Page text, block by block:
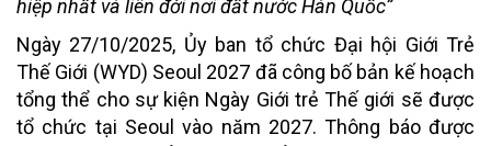
hiệp nhất và liên đới nơi đất nước Hàn Quốc”
Ngày 27/10/2025, Ủy ban tổ chức Đại hội Giới Trẻ
Thế Giới (WYD) Seoul 2027 đã công bố bản kế hoạch
tổng thể cho sự kiện Ngày Giới trẻ Thế giới sẽ được
tổ chức tại Seoul vào năm 2027. Thông báo được